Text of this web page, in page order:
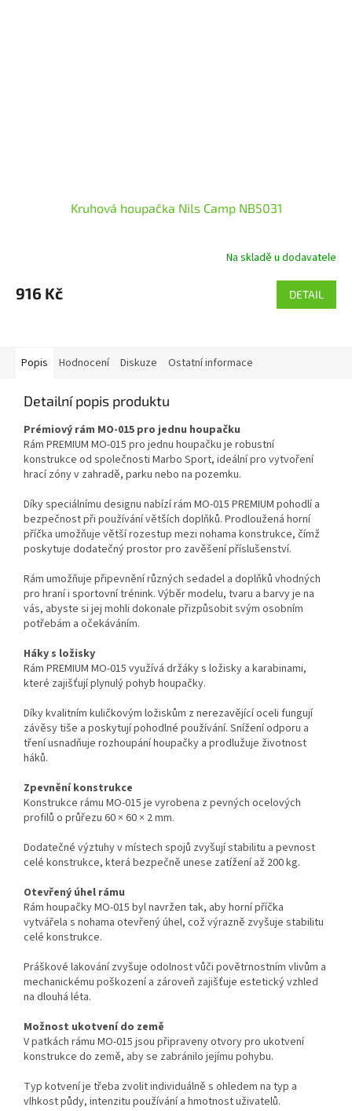
Kruhová houpačka Nils Camp NB5031
Na skladě u dodavatele
916 Kč DETAIL
Popis Hodnocení Diskuze Ostatní informace
Detailní popis produktu
Prémiový rám MO-015 pro jednu houpačku
Rám PREMIUM MO-015 pro jednu houpačku je robustní
konstrukce od společnosti Marbo Sport, ideální pro vytvoření
hrací zóny v zahradě, parku nebo na pozemku.
Díky speciálnímu designu nabízí rám MO-015 PREMIUM pohodlí a
bezpečnost při používání větších doplňků. Prodloužená horní
příčka umožňuje větší rozestup mezi nohama konstrukce, čímž
poskytuje dodatečný prostor pro zavěšení příslušenství.
Rám umožňuje připevnění různých sedadel a doplňků vhodných
pro hraní i sportovní trénink. Výběr modelu, tvaru a barvy je na
vás, abyste si jej mohli dokonale přizpůsobit svým osobním
potřebám a očekáváním.
Háky s ložisky
Rám PREMIUM MO-015 využívá držáky s ložisky a karabinami,
které zajišťují plynulý pohyb houpačky.
Díky kvalitním kuličkovým ložiskům z nerezavějící oceli fungují
závěsy tiše a poskytují pohodlné používání. Snížení odporu a
tření usnadňuje rozhoupání houpačky a prodlužuje životnost
háků.
Zpevnění konstrukce
Konstrukce rámu MO-015 je vyrobena z pevných ocelových
profilů o průřezu 60 × 60 × 2 mm.
Dodatečné výztuhy v místech spojů zvyšují stabilitu a pevnost
celé konstrukce, která bezpečně unese zatížení až 200 kg.
Otevřený úhel rámu
Rám houpačky MO-015 byl navržen tak, aby horní příčka
vytvářela s nohama otevřený úhel, což výrazně zvyšuje stabilitu
celé konstrukce.
Práškové lakování zvyšuje odolnost vůči povětrnostním vlivům a
mechanickému poškození a zároveň zajišťuje estetický vzhled
na dlouhá léta.
Možnost ukotvení do země
V patkách rámu MO-015 jsou připraveny otvory pro ukotvení
konstrukce do země, aby se zabránilo jejímu pohybu.
Typ kotvení je třeba zvolit individuálně s ohledem na typ a
vlhkost půdy, intenzitu používání a hmotnost uživatelů.